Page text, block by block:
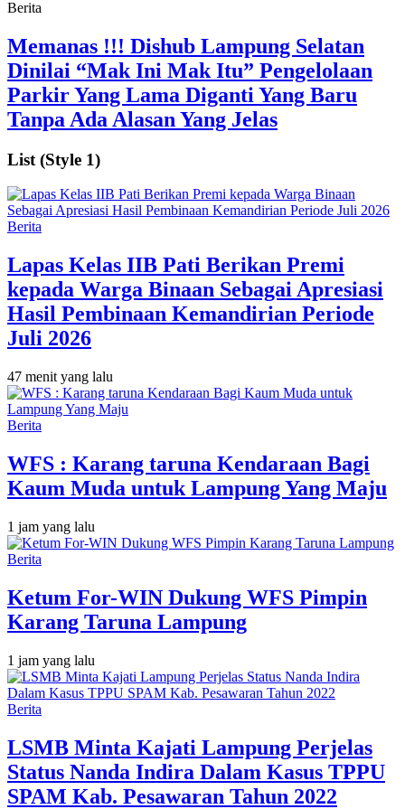
Berita
Memanas !!! Dishub Lampung Selatan
Dinilai “Mak Ini Mak Itu” Pengelolaan
Parkir Yang Lama Diganti Yang Baru
Tanpa Ada Alasan Yang Jelas
List (Style 1)
Berita
Lapas Kelas IIB Pati Berikan Premi
kepada Warga Binaan Sebagai Apresiasi
Hasil Pembinaan Kemandirian Periode
Juli 2026
47 menit yang lalu
Berita
WFS : Karang taruna Kendaraan Bagi
Kaum Muda untuk Lampung Yang Maju
1 jam yang lalu
Berita
Ketum For-WIN Dukung WFS Pimpin
Karang Taruna Lampung
1 jam yang lalu
Berita
LSMB Minta Kajati Lampung Perjelas
Status Nanda Indira Dalam Kasus TPPU
SPAM Kab. Pesawaran Tahun 2022